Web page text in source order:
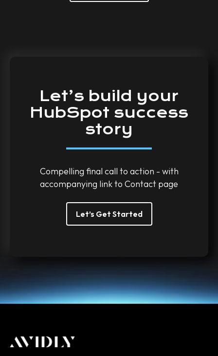
Let’s build your
HubSpot success
story
Compelling final call to action - with
accompanying link to Contact page
Let’s Get Started